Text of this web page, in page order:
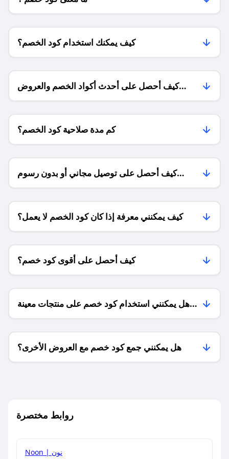
كيف يمكنك استخدام كود الخصم؟
كيف أحصل على أحدث أكواد الخصم والعروض
للمتاجر؟
كم مدة صلاحية كود الخصم؟
كيف أحصل على توصيل مجاني أو بدون رسوم
الشحن ؟
كيف يمكنني معرفة إذا كان كود الخصم لا يعمل؟
كيف أحصل على أقوى كود خصم؟
هل يمكنني استخدام كود خصم على منتجات معينة
فقط؟
هل يمكنني جمع كود خصم مع العروض الأخرى؟
روابط مختصرة
Noon | نون